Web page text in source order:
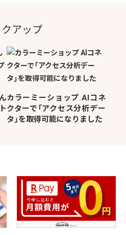
クアップ
カラーミーショップ AIコネ
クターで「アクセス分析デー
タ」を取得可能になりました